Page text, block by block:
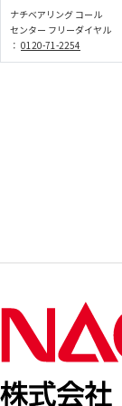
ナチベアリング コール
センター フリーダイヤル
： 0120-71-2254